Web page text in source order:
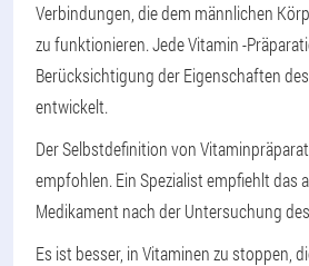
Verbindungen, die dem männlichen
zu funktionieren. Jede Vitamin -
Berücksichtigung der Eigenschaften
entwickelt.
Der Selbstdefinition von
empfohlen. Ein Spezialist empfiehlt das
Medikament nach der Untersuchung
Es ist besser, in Vitaminen zu stoppen,